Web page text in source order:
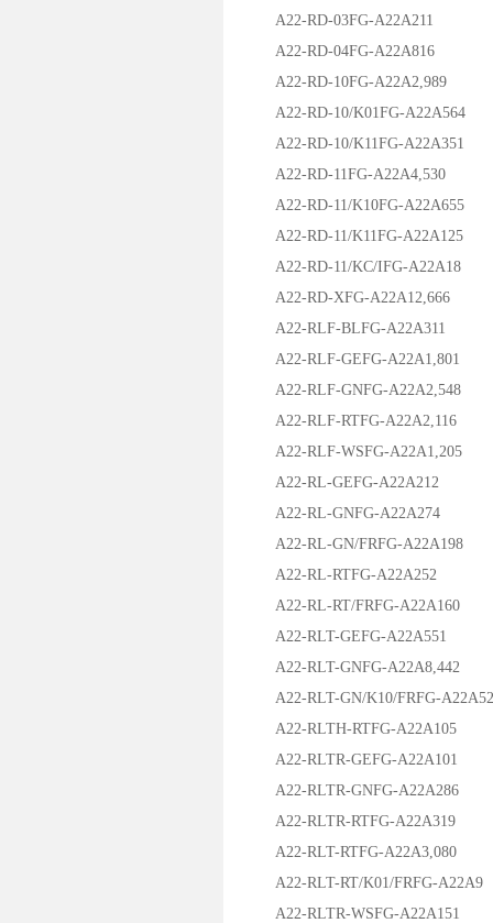
A22-RD-03FG-A22A211
A22-RD-04FG-A22A816
A22-RD-10FG-A22A2,989
A22-RD-10/K01FG-A22A564
A22-RD-10/K11FG-A22A351
A22-RD-11FG-A22A4,530
A22-RD-11/K10FG-A22A655
A22-RD-11/K11FG-A22A125
A22-RD-11/KC/IFG-A22A18
A22-RD-XFG-A22A12,666
A22-RLF-BLFG-A22A311
A22-RLF-GEFG-A22A1,801
A22-RLF-GNFG-A22A2,548
A22-RLF-RTFG-A22A2,116
A22-RLF-WSFG-A22A1,205
A22-RL-GEFG-A22A212
A22-RL-GNFG-A22A274
A22-RL-GN/FRFG-A22A198
A22-RL-RTFG-A22A252
A22-RL-RT/FRFG-A22A160
A22-RLT-GEFG-A22A551
A22-RLT-GNFG-A22A8,442
A22-RLT-GN/K10/FRFG-A22A52
A22-RLTH-RTFG-A22A105
A22-RLTR-GEFG-A22A101
A22-RLTR-GNFG-A22A286
A22-RLTR-RTFG-A22A319
A22-RLT-RTFG-A22A3,080
A22-RLT-RT/K01/FRFG-A22A9
A22-RLTR-WSFG-A22A151